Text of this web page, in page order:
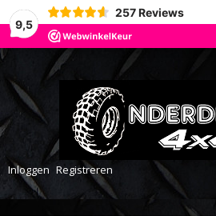
9,5
257 Reviews
Inloggen Registreren